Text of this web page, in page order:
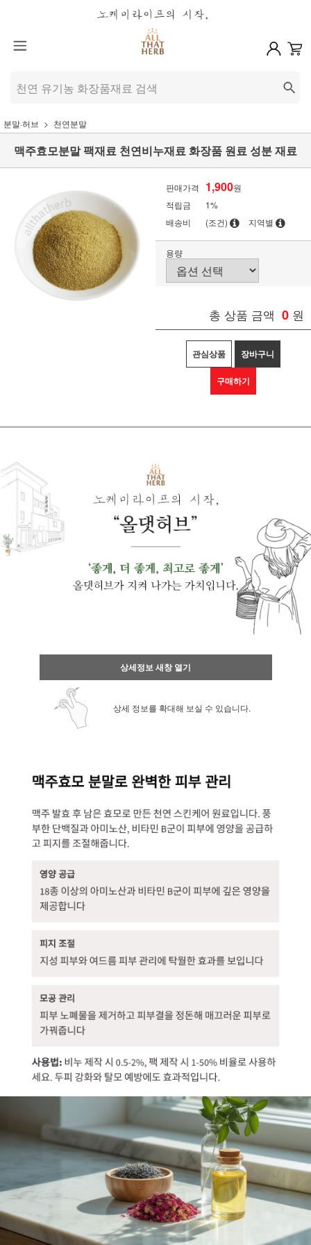
분말·허브 천연분말
맥주효모분말 팩재료 천연비누재료 화장품 원료 성분 재료
판매가격 1,900원
적립금
1%
배송비
(조건) 지역별
용량
총 상품 금액 0 원
관심상품 장바구니
구매하기
상세정보 새창 열기
상세 정보를 확대해 보실 수 있습니다.